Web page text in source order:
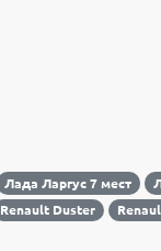
Лада Ларгус 7 мест
Renault Duster